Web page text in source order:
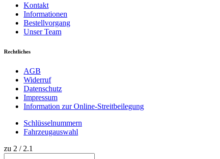
Kontakt
Informationen
Bestellvorgang
Unser Team
Rechtliches
AGB
Widerruf
Datenschutz
Impressum
Information zur Online-Streitbeilegung
Schlüsselnummern
Fahrzeugauswahl
zu 2 / 2.1